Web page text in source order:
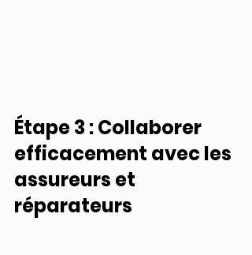
Étape 3 : Collaborer
efficacement avec les
assureurs et
réparateurs